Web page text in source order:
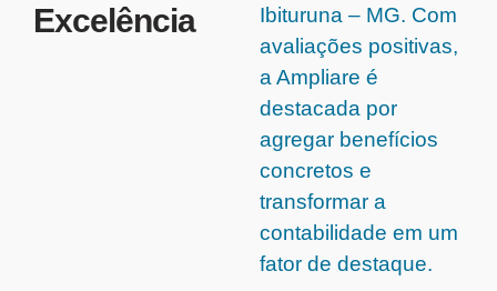
Excelência
Ibituruna – MG. Com
avaliações positivas,
a Ampliare é
destacada por
agregar benefícios
concretos e
transformar a
contabilidade em um
fator de destaque.